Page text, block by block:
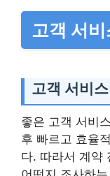
고객 서
고객 서비
좋은 고객 서비
후 빠르고 효율
다. 따라서 계약